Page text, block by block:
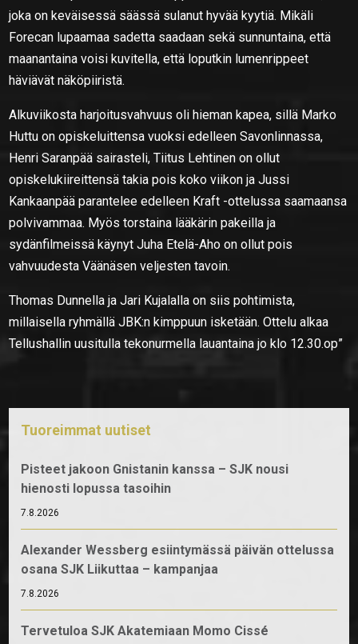
joka on keväisessä säässä sulanut hyvää kyytiä. Mikäli
Forecan lupaamaa sadetta saadaan sekä sunnuntaina, että
maanantaina voisi kuvitella, että loputkin lumenrippeet
häviävät näköpiiristä.
Alkuviikosta harjoitusvahvuus oli hieman kapea, sillä Marko
Huttu on opiskeluittensa vuoksi edelleen Savonlinnassa,
Henri Saranpää sairasteli, Tiitus Lehtinen on ollut
opiskelukiireittensä takia pois koko viikon ja Jussi
Kankaanpää parantelee edelleen Kraft -ottelussa saamaansa
polvivammaa. Myös torstaina lääkärin pakeilla ja
sydänfilmeissä käynyt Juha Etelä-Aho on ollut pois
vahvuudesta Väänäsen veljesten tavoin.
Thomas Dunnella ja Jari Kujalalla on siis pohtimista,
millaisella ryhmällä JBK:n kimppuun isketään. Ottelu alkaa
Tellushallin uusitulla tekonurmella lauantaina jo klo 12.30.op”
Tuoreimmat uutiset
Pisteet jakoon Gnistanin kanssa – SJK nousi
hienosti lopussa tasoihin
7.8.2026
Alexander Wessberg esiintymässä päivän ottelussa
osana SJK Liikuttaa – kampanjaa
7.8.2026
Tervetuloa SJK Akatemiaan Momo Cissé